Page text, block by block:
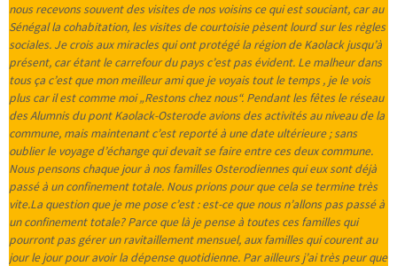
nous recevons souvent des visites de nos voisins ce qui est souciant, car au
Sénégal la cohabitation, les visites de courtoisie pèsent lourd sur les règles
sociales. Je crois aux miracles qui ont protégé la région de Kaolack jusqu’à
présent, car étant le carrefour du pays c’est pas évident. Le malheur dans
tous ça c’est que mon meilleur ami que je voyais tout le temps , je le vois
plus car il est comme moi „Restons chez nous“. Pendant les fêtes le réseau
des Alumnis du pont Kaolack-Osterode avions des activités au niveau de la
commune, mais maintenant c’est reporté à une date ultérieure ; sans
oublier le voyage d’échange qui devait se faire entre ces deux commune.
Nous pensons chaque jour à nos familles Osterodiennes qui eux sont déjà
passé à un confinement totale. Nous prions pour que cela se termine très
vite.La question que je me pose c’est : est-ce que nous n’allons pas passé à
un confinement totale? Parce que là je pense à toutes ces familles qui
pourront pas gérer un ravitaillement mensuel, aux familles qui courent au
jour le jour pour avoir la dépense quotidienne. Par ailleurs j’ai très peur que